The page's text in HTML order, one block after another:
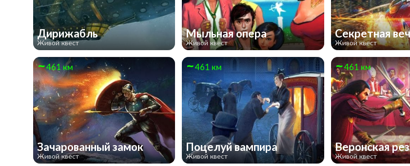
Дирижабль
Живой квест
Мыльная опера
Живой квест
Секретная
Живой квест
461 км
Зачарованный замок
Живой квест
461 км
Поцелуй вампира
Живой квест
461 км
Веронская
Живой квест